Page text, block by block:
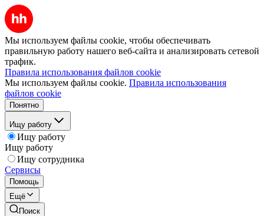
Мы используем файлы cookie, чтобы обеспечивать
правильную работу нашего веб-сайта и анализировать сетевой
трафик.
Правила использования файлов cookie
Мы используем файлы cookie. Правила использования
файлов cookie
Понятно
Ищу работу
Ищу работу
Ищу работу
Ищу сотрудника
Сервисы
Помощь
Ещё
Поиск